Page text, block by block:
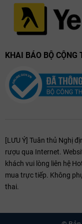
KHAI BÁO BỘ CỘNG
[LƯU Ý] Tuân thủ Nghị
rượu qua Internet.
khách vui lòng liên hệ
mua trực tiếp. Không
thai.